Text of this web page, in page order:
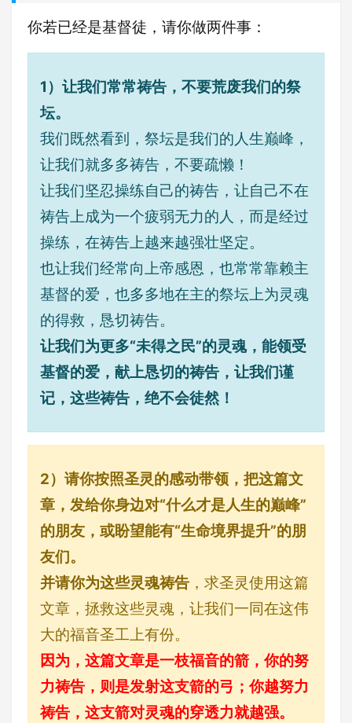
你若已经是基督徒，请你做两件事：
1）让我们常常祷告，不要荒废我们的祭
坛。
我们既然看到，祭坛是我们的人生巅峰，
让我们就多多祷告，不要疏懒！
让我们坚忍操练自己的祷告，让自己不在
祷告上成为一个疲弱无力的人，而是经过
操练，在祷告上越来越强壮坚定。
也让我们经常向上帝感恩，也常常靠赖主
基督的爱，也多多地在主的祭坛上为灵魂
的得救，恳切祷告。
让我们为更多“未得之民”的灵魂，能领受
基督的爱，献上恳切的祷告，让我们谨
记，这些祷告，绝不会徒然！
2）请你按照圣灵的感动带领，把这篇文
章，发给你身边对“什么才是人生的巅峰”
的朋友，或盼望能有“生命境界提升”的朋
友们。
并请你为这些灵魂祷告 ，求圣灵使用这篇
文章，拯救这些灵魂，让我们一同在这伟
大的福音圣工上有份。
因为，这篇文章是一枝福音的箭，你的努
力祷告，则是发射这支箭的弓；你越努力
祷告，这支箭对灵魂的穿透力就越强。